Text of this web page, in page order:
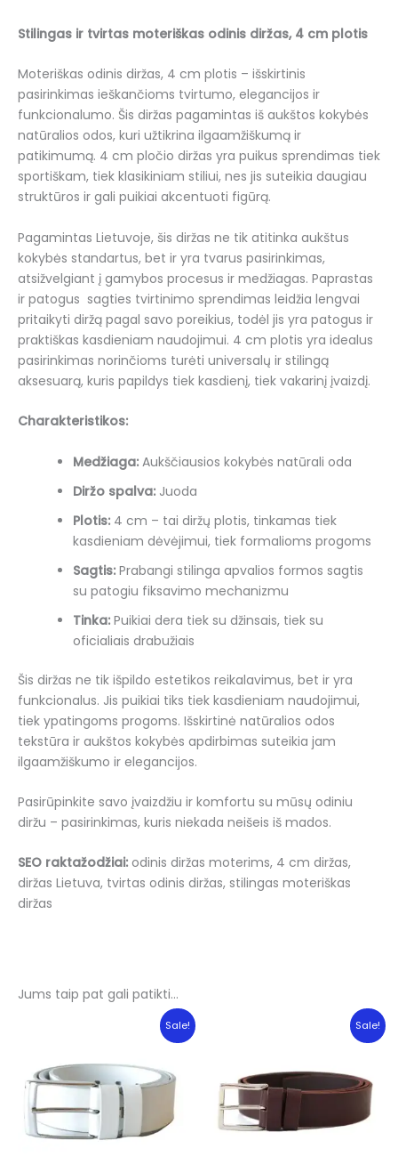
Stilingas ir tvirtas moteriškas odinis diržas, 4 cm plotis
Moteriškas odinis diržas, 4 cm plotis – išskirtinis
pasirinkimas ieškančioms tvirtumo, elegancijos ir
funkcionalumo. Šis diržas pagamintas iš aukštos kokybės
natūralios odos, kuri užtikrina ilgaamžiškumą ir
patikimumą. 4 cm pločio diržas yra puikus sprendimas tiek
sportiškam, tiek klasikiniam stiliui, nes jis suteikia daugiau
struktūros ir gali puikiai akcentuoti figūrą.
Pagamintas Lietuvoje, šis diržas ne tik atitinka aukštus
kokybės standartus, bet ir yra tvarus pasirinkimas,
atsižvelgiant į gamybos procesus ir medžiagas. Paprastas
ir patogus sagties tvirtinimo sprendimas leidžia lengvai
pritaikyti diržą pagal savo poreikius, todėl jis yra patogus ir
praktiškas kasdieniam naudojimui. 4 cm plotis yra idealus
pasirinkimas norinčioms turėti universalų ir stilingą
aksesuarą, kuris papildys tiek kasdienį, tiek vakarinį įvaizdį.
Charakteristikos:
Medžiaga: Aukščiausios kokybės natūrali oda
Diržo spalva: Juoda
Plotis: 4 cm – tai diržų plotis, tinkamas tiek
kasdieniam dėvėjimui, tiek formalioms progoms
Sagtis: Prabangi stilinga apvalios formos sagtis
su patogiu fiksavimo mechanizmu
Tinka: Puikiai dera tiek su džinsais, tiek su
oficialiais drabužiais
Šis diržas ne tik išpildo estetikos reikalavimus, bet ir yra
funkcionalus. Jis puikiai tiks tiek kasdieniam naudojimui,
tiek ypatingoms progoms. Išskirtinė natūralios odos
tekstūra ir aukštos kokybės apdirbimas suteikia jam
ilgaamžiškumo ir elegancijos.
Pasirūpinkite savo įvaizdžiu ir komfortu su mūsų odiniu
diržu – pasirinkimas, kuris niekada neišeis iš mados.
SEO raktažodžiai: odinis diržas moterims, 4 cm diržas,
diržas Lietuva, tvirtas odinis diržas, stilingas moteriškas
diržas
Jums taip pat gali patikti…
Sale! Sale!